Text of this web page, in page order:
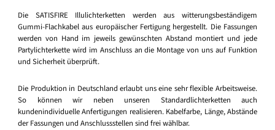
Die SATISFIRE Illulichterketten werden aus witterungsbeständigem
Gummi-Flachkabel aus europäischer Fertigung hergestellt. Die Fassungen
werden von Hand im jeweils gewünschten Abstand montiert und jede
Partylichterkette wird im Anschluss an die Montage von uns auf Funktion
und Sicherheit überprüft.
Die Produktion in Deutschland erlaubt uns eine sehr flexible Arbeitsweise.
So können wir neben unseren Standardlichterketten auch
kundenindividuelle Anfertigungen realisieren. Kabelfarbe, Länge, Abstände
der Fassungen und Anschlussstellen sind frei wählbar.